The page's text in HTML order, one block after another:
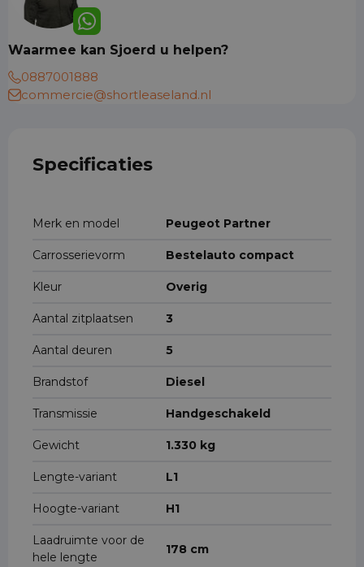
Waarmee kan Sjoerd u helpen?
0887001888
commercie@shortleaseland.nl
Specificaties
Merk en model Peugeot Partner
Carrosserievorm Bestelauto compact
Kleur Overig
Aantal zitplaatsen 3
Aantal deuren 5
Brandstof Diesel
Transmissie Handgeschakeld
Gewicht 1.330 kg
Lengte-variant L1
Hoogte-variant H1
Laadruimte voor de
hele lengte
178 cm